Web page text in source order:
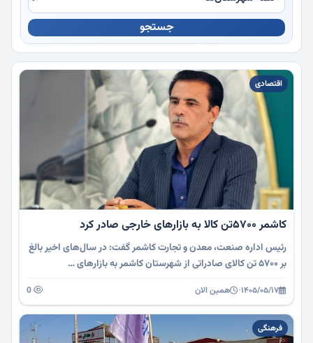
چندرسانه جستجو
اقتصادی
کاشمر ۵۷۰۰تن کالا به بازارهای خارجی صادر کرد
رئیس اداره صنعت، معدن و تجارت کاشمر گفت: در سال‌های اخیر بالغ
بر ۵۷۰۰ تن کالای صادراتی از شهرستان کاشمر به بازارهای …
۱۴۰۵/۰۵/۱۷· همین الان
فرهنگی